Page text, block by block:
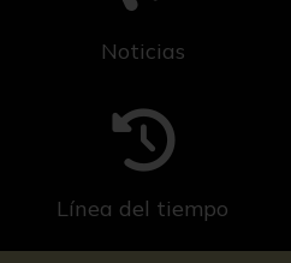
Noticias
Línea del tiempo